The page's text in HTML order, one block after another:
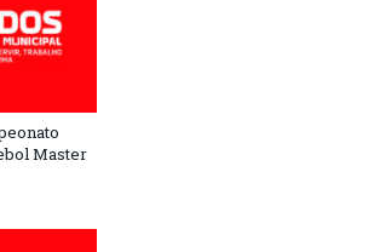
Master